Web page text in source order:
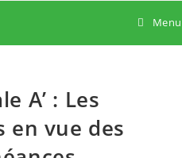
Menu
A’ : Les
en vue des